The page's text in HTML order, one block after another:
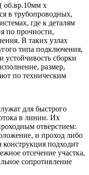
для быстрого
в линии. Их
отверстием:
и проход либо
конструкция подходит
отсечение участка,
сопротивление
об.вр.10мм x
в трубопроводных,
где к деталям
по прочности,
В таких узлах
типа подключения,
устойчивость сборки
размер,
по техническим